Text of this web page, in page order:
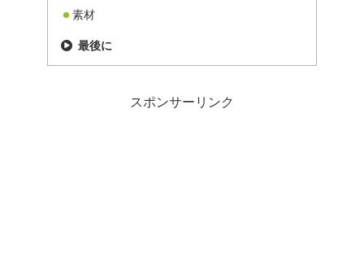
素材
最後に
スポンサーリンク